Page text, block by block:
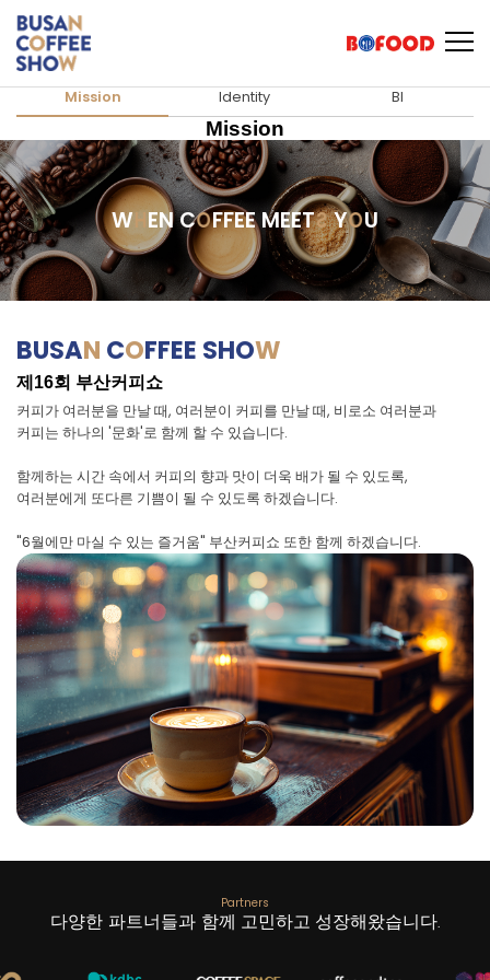
Mission Identity BI
Mission
W EN COFFEE MEETSYOU
BUSAN COFFEE SHOW
제16회 부산커피쇼
커피가 여러분을 만날 때, 여러분이 커피를 만날 때, 비로소 여러분과
커피는 하나의 '문화'로 함께 할 수 있습니다.
함께하는 시간 속에서 커피의 향과 맛이 더욱 배가 될 수 있도록,
여러분에게 또다른 기쁨이 될 수 있도록 하겠습니다.
"6월에만 마실 수 있는 즐거움" 부산커피쇼 또한 함께 하겠습니다.
Partners
다양한 파트너들과 함께 고민하고 성장해왔습니다.